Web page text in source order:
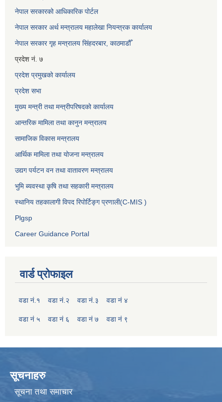
नेपाल सरकारको आधिकारिक पोर्टल
नेपाल सरकार अर्थ मन्त्रालय महालेखा नियन्त्रक कार्यालय
नेपाल सरकार गृह मन्त्रालय सिंहदरबार, काठमाडौँ
प्रदेश नं. ७
प्रदेश प्रमुखको कार्यालय
प्रदेश सभा
मुख्य मन्त्री तथा मन्त्रीपरिषदको कार्यालय
आन्तरिक मामिला तथा कानुन मन्त्रालय
सामाजिक विकास मन्त्रालय
आर्थिक मामिला तथा योजना मन्त्रालय
उद्यग पर्यटन वन तथा वातावरण मन्त्रालय
भुमि ब्यवस्था कृषि तथा सहकारी मन्त्रालय
स्थानिय तहकालागी विपद रिपोर्टिङ्ग प्रणाली(C-MIS )
Plgsp
Career Guidance Portal
वार्ड प्रोफाइल
वडा नं.१ वडा नं.२ वडा नं.३ वडा नं ४
वडा नं ५ वडा नं ६ वडा नं ७ वडा नं ९
सूचनाहरु
सूचना तथा समाचार